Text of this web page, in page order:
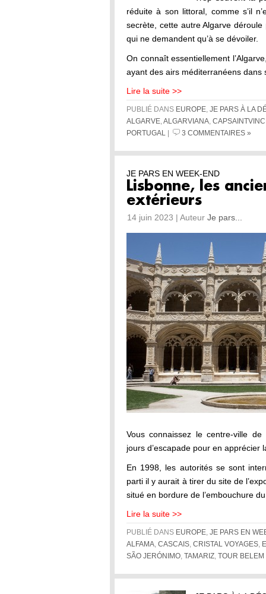
réduite à son littoral, comme s’il
secrète, cette autre Algarve
qui ne demandent qu’à se dévoiler.
On connaît essentiellement
ayant des airs méditerranéens
Lire la suite >>
PUBLIÉ DANS EUROPE JE PARS À LA
ALGARVE ALGARVIANA
PORTUGAL
3 COMMENTAIRES »
JE PARS EN WEEK-END
Lisbonne, les
extérieurs
14 juin 2023 | Auteur Je pars...
Vous connaissez le centre-ville
jours d’escapade pour en apprécier
En 1998, les autorités se sont
parti il y aurait à tirer du site de
situé en bordure de l’embouchure
Lire la suite >>
PUBLIÉ DANS EUROPE JE PARS EN
ALFAMA CASCAIS CRISTAL VOYAGES
SÃO JERÓNIMO TAMARIZ TOUR BELEM